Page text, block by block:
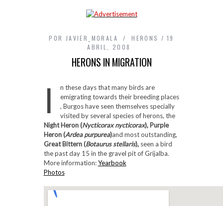
POR JAVIER_MORALA HERONS
19
ABRIL, 2008
HERONS IN MIGRATION
I
n these days that many birds are
emigrating towards their breeding places
, Burgos have seen themselves specially
visited by several species of herons, the
Night Heron (Nycticorax nycticorax), Purple
Heron (Ardea purpurea)and most outstanding,
Great Bittern (Botaurus stellaris),seen a bird
the past day 15 in the gravel pit of Grijalba.
More information:Yearbook
Photos